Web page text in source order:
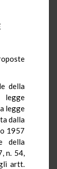
della
legge
dalla
1957
della
n. 54,
artt.